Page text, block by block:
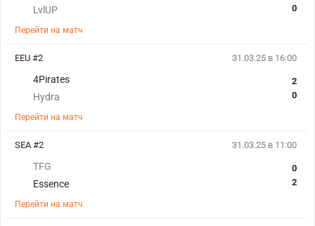
LvlUP
0
Перейти на матч
31.03.25 в 16:00
4Pirates
Hydra
2
0
Перейти на матч
EEU #2
31.03.25 в 11:00
TFG
Essence
0
2
Перейти на матч
SEA #2